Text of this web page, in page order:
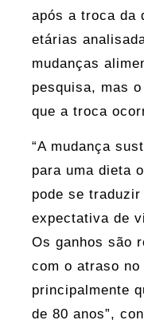
após a troca da
etárias
mudanças
pesquisa, mas
que a troca
“A mudança
para uma dieta
pode se
expectativa de
Os ganhos são
com o atraso
principalmente
de 80 anos”,